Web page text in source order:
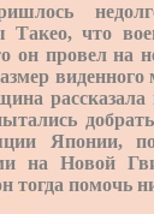
что
он провел на
Японии,
на Новой
помочь